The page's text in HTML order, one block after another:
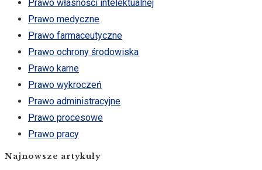
Prawo własności intelektualnej
Prawo medyczne
Prawo farmaceutyczne
Prawo ochrony środowiska
Prawo karne
Prawo wykroczeń
Prawo administracyjne
Prawo procesowe
Prawo pracy
Najnowsze artykuły